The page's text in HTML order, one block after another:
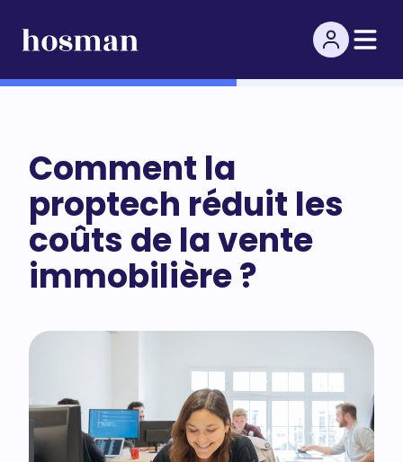
Comment la
proptech réduit les
coûts de la vente
immobilière ?